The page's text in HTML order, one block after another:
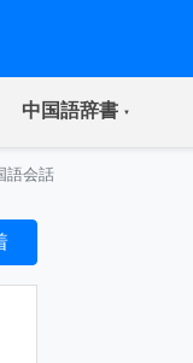
中国語辞書(current)
語会話